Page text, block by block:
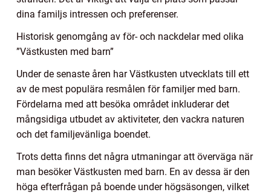
dina familjs intressen och preferenser.
Historisk genomgång av för- och nackdelar med olika
”Västkusten med barn”
Under de senaste åren har Västkusten utvecklats till ett
av de mest populära resmålen för familjer med barn.
Fördelarna med att besöka området inkluderar det
mångsidiga utbudet av aktiviteter, den vackra naturen
och det familjevänliga boendet.
Trots detta finns det några utmaningar att överväga när
man besöker Västkusten med barn. En av dessa är den
höga efterfrågan på boende under högsäsongen, vilket